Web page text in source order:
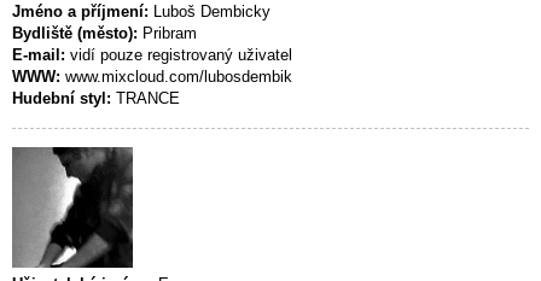
Jméno a příjmení: Luboš Dembicky
Bydliště (město): Pribram
E-mail: vidí pouze registrovaný uživatel
WWW: www.mixcloud.com/lubosdembik
Hudební styl: TRANCE